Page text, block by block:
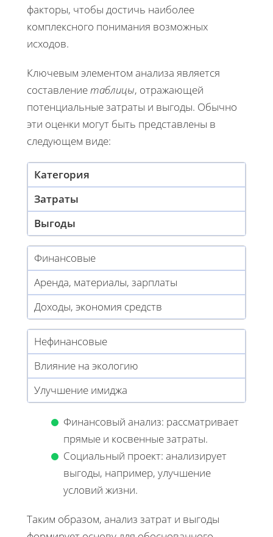
факторы, чтобы достичь наиболее
комплексного понимания возможных
исходов.
Ключевым элементом анализа является
составлениетаблицы, отражающей
потенциальные затраты и выгоды. Обычно
эти оценки могут быть представлены в
следующем виде:
Категория
Затраты
Выгоды
Финансовые
Аренда, материалы, зарплаты
Доходы, экономия средств
Нефинансовые
Влияние на экологию
Улучшение имиджа
Финансовый анализ: рассматривает
прямые и косвенные затраты.
Социальный проект: анализирует
выгоды, например, улучшение
условий жизни.
Таким образом, анализ затрат и выгоды